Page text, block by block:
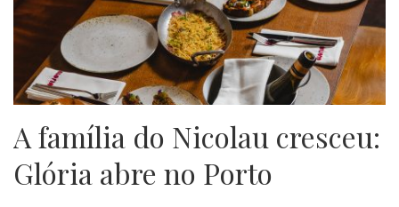
A família do Nicolau cresceu:
Glória abre no Porto